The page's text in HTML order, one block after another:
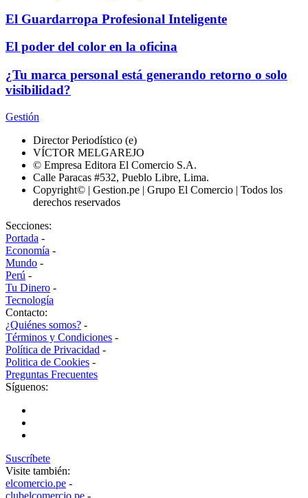
El Guardarropa Profesional Inteligente
El poder del color en la oficina
¿Tu marca personal está generando retorno o solo
visibilidad?
Gestión
Director Periodístico (e)
VÍCTOR MELGAREJO
© Empresa Editora El Comercio S.A.
Calle Paracas #532, Pueblo Libre, Lima.
Copyright© | Gestion.pe | Grupo El Comercio | Todos los
derechos reservados
Secciones:
Portada -
Economía -
Mundo -
Perú -
Tu Dinero -
Tecnología
Contacto:
¿Quiénes somos? -
Términos y Condiciones -
Política de Privacidad -
Politica de Cookies -
Preguntas Frecuentes
Síguenos:
Suscríbete
Visite también:
elcomercio.pe -
clubelcomercio.pe -